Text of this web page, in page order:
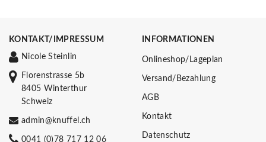
KONTAKT/IMPRESSUM
Nicole Steinlin
Florenstrasse 5b
8405 Winterthur
Schweiz
admin@knuffel.ch
0041 (0)78 717 12 06
INFORMATIONEN
Onlineshop/Lageplan
Versand/Bezahlung
AGB
Kontakt
Datenschutz